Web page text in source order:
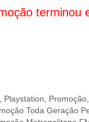
terminou
Playstation Promoção
Toda Geração